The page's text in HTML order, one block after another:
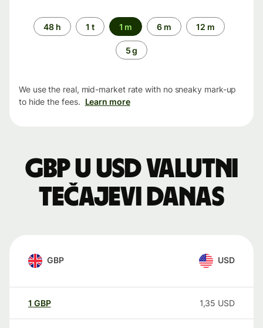
Time
period
48 h 1 t 1 m 6 m 12 m
5 g
We use the real, mid-market rate with no sneaky mark-up
to hide the fees. Learn more
GBP u USD valutni
tečajevi danas
GBP USD
1 GBP 1,35 USD